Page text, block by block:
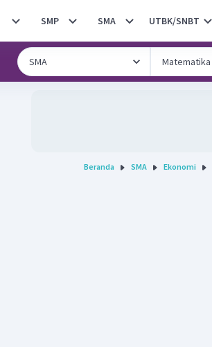
SMP SMA UTBK/SNBT
Beranda SMA Ekonomi